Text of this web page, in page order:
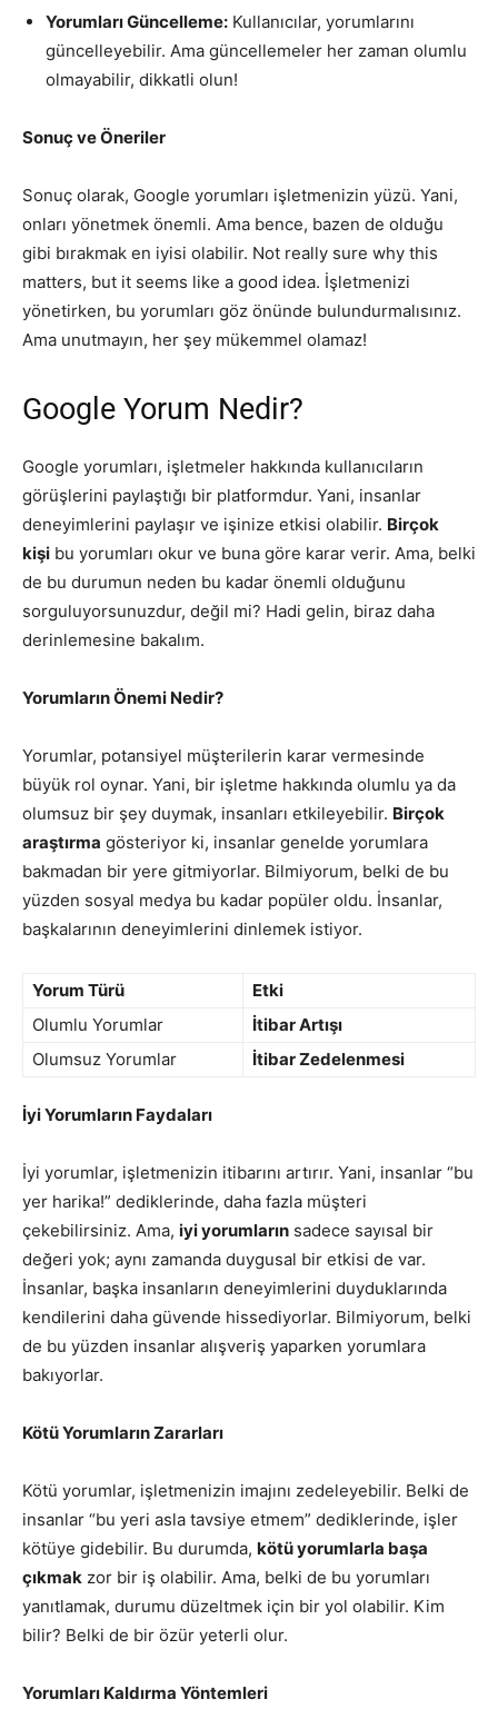
Yorumları Güncelleme: Kullanıcılar, yorumlarını
güncelleyebilir. Ama güncellemeler her zaman olumlu
olmayabilir, dikkatli olun!
Sonuç ve Öneriler
Sonuç olarak, Google yorumları işletmenizin yüzü. Yani,
onları yönetmek önemli. Ama bence, bazen de olduğu
gibi bırakmak en iyisi olabilir. Not really sure why this
matters, but it seems like a good idea. İşletmenizi
yönetirken, bu yorumları göz önünde bulundurmalısınız.
Ama unutmayın, her şey mükemmel olamaz!
Google Yorum Nedir?
Google yorumları, işletmeler hakkında kullanıcıların
görüşlerini paylaştığı bir platformdur. Yani, insanlar
deneyimlerini paylaşır ve işinize etkisi olabilir. Birçok
kişi bu yorumları okur ve buna göre karar verir. Ama, belki
de bu durumun neden bu kadar önemli olduğunu
sorguluyorsunuzdur, değil mi? Hadi gelin, biraz daha
derinlemesine bakalım.
Yorumların Önemi Nedir?
Yorumlar, potansiyel müşterilerin karar vermesinde
büyük rol oynar. Yani, bir işletme hakkında olumlu ya da
olumsuz bir şey duymak, insanları etkileyebilir. Birçok
araştırma gösteriyor ki, insanlar genelde yorumlara
bakmadan bir yere gitmiyorlar. Bilmiyorum, belki de bu
yüzden sosyal medya bu kadar popüler oldu. İnsanlar,
başkalarının deneyimlerini dinlemek istiyor.
Yorum Türü
Etki
Olumlu Yorumlar
İtibar Artışı
Olumsuz Yorumlar
İtibar Zedelenmesi
İyi Yorumların Faydaları
İyi yorumlar, işletmenizin itibarını artırır. Yani, insanlar “bu
yer harika!” dediklerinde, daha fazla müşteri
çekebilirsiniz. Ama, iyi yorumların sadece sayısal bir
değeri yok; aynı zamanda duygusal bir etkisi de var.
İnsanlar, başka insanların deneyimlerini duyduklarında
kendilerini daha güvende hissediyorlar. Bilmiyorum, belki
de bu yüzden insanlar alışveriş yaparken yorumlara
bakıyorlar.
Kötü Yorumların Zararları
Kötü yorumlar, işletmenizin imajını zedeleyebilir. Belki de
insanlar “bu yeri asla tavsiye etmem” dediklerinde, işler
kötüye gidebilir. Bu durumda, kötü yorumlarla başa
çıkmak zor bir iş olabilir. Ama, belki de bu yorumları
yanıtlamak, durumu düzeltmek için bir yol olabilir. Kim
bilir? Belki de bir özür yeterli olur.
Yorumları Kaldırma Yöntemleri